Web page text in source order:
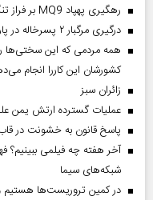
رهگیری پهپاد MQ9 بر فراز تنگه هرمز
درگیری مرگبار ۲ پسرخاله در پارک
همه مردمی که این سختی‌ها
کشورشان این کاررا انجام
‌زائران سبز
عملیات گسترده ارتش یمن
پاسخ قانون به خشونت در قاب
آخر هفته چه فیلمی
شبکه‌های سیما
در کمین تروریست‌ها هستیم